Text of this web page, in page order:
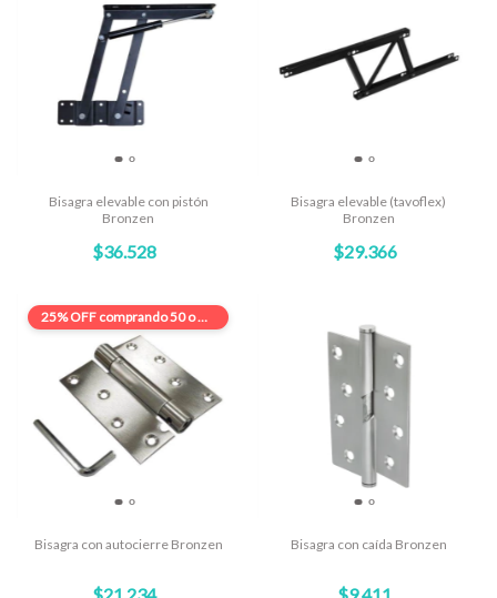
Bisagra elevable con pistón
Bronzen
$36.528
Bisagra elevable (tavoflex)
Bronzen
$29.366
Bisagra con autocierre Bronzen
25% OFF comprando 50 o más
Bisagra con caída Bronzen